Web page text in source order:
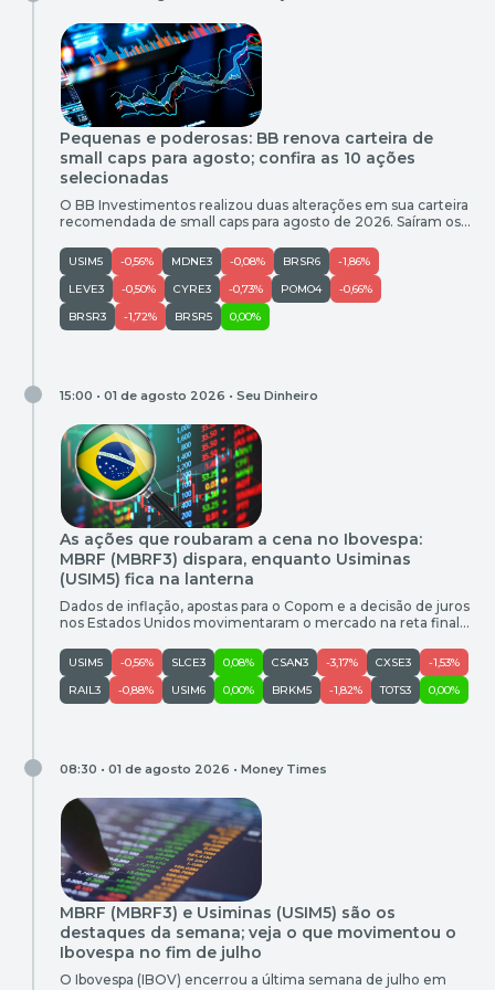
Pequenas e poderosas: BB renova carteira de
small caps para agosto; confira as 10 ações
selecionadas
O BB Investimentos realizou duas alterações em sua carteira
recomendada de small caps para agosto de 2026. Saíram os
entraram Moura Dubeux (MDNE3) e Riachuelo (RIAA3). Os
demais ativos foram mantidos: Banrisul, Cyrela, JHSF, Mahle
Metal Leve, Marcopolo, PetroReconcavo, Vitru e Vulcabras.
Segundo o BB Investimentos, a […]
USIM5 -0,56% MDNE3 -0,08% BRSR6
-1,86%
LEVE3
-0,50% CYRE3 -0,73% POMO4
-0,66%
BRSR3
-1,72% BRSR5 0,00%
15:00 • 01 de agosto 2026 • Seu Dinheiro
As ações que roubaram a cena no Ibovespa:
MBRF (MBRF3) dispara, enquanto Usiminas
(USIM5) fica na lanterna
Dados de inflação, apostas para o Copom e a decisão de juros
nos Estados Unidos movimentaram o mercado na reta final
USIM5 -0,56% SLCE3 0,08% CSAN3 -3,17% CXSE3
-1,53%
RAIL3
-0,88% USIM6 0,00% BRKM5 -1,82% TOTS3 0,00%
08:30 • 01 de agosto 2026 • Money Times
MBRF (MBRF3) e Usiminas (USIM5) são os
destaques da semana; veja o que movimentou o
Ibovespa no fim de julho
O Ibovespa (IBOV) encerrou a última semana de julho em